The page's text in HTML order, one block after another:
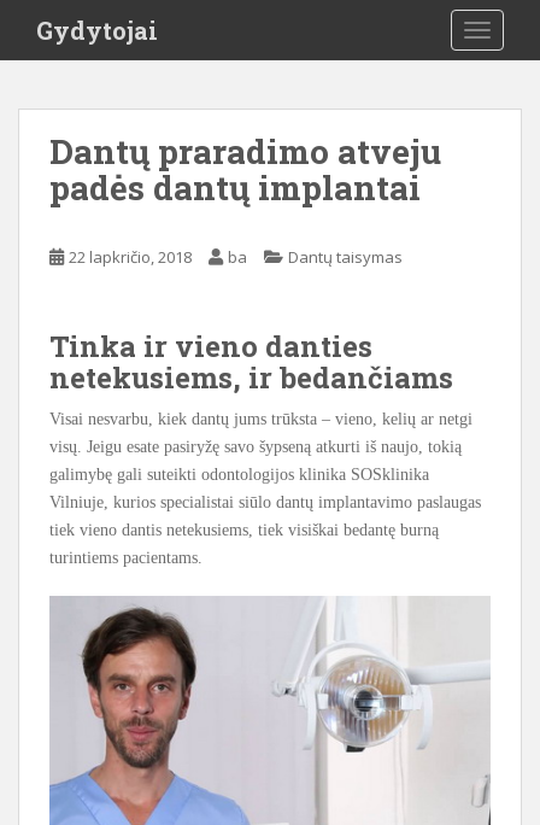
i
Gydytojai
Dantų praradimo atveju
padės dantų implantai
22 lapkričio, 2018 ba Dantų taisymas
Tinka ir vieno danties
netekusiems, ir bedančiams
Visai nesvarbu, kiek dantų jums trūksta – vieno, kelių ar netgi
visų. Jeigu esate pasiryžę savo šypseną atkurti iš naujo, tokią
galimybę gali suteikti odontologijos klinika SOSklinika
Vilniuje, kurios specialistai siūlo dantų implantavimo paslaugas
tiek vieno dantis netekusiems, tiek visiškai bedantę burną
turintiems pacientams.